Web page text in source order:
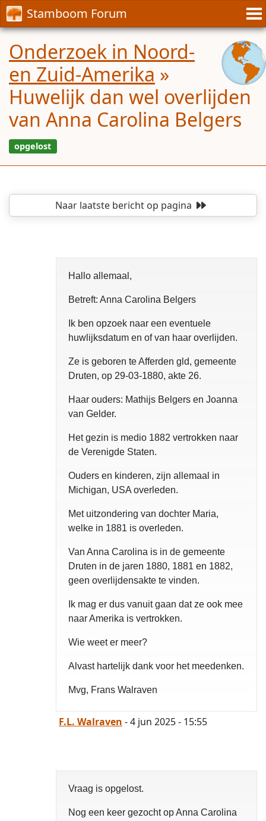
Stamboom Forum
Onderzoek in Noord-
en Zuid-Amerika »
Huwelijk dan wel overlijden
van Anna Carolina Belgers
Naar laatste berichtop pagina
Hallo allemaal,
Betreft: Anna Carolina Belgers
Ik ben opzoek naar een eventuele
huwlijksdatum en of van haar overlijden.
Ze is geboren te Afferden gld, gemeente
Druten, op 29-03-1880, akte 26.
Haar ouders: Mathijs Belgers en Joanna
van Gelder.
Het gezin is medio 1882 vertrokken naar
de Verenigde Staten.
Ouders en kinderen, zijn allemaal in
Michigan, USA overleden.
Met uitzondering van dochter Maria,
welke in 1881 is overleden.
Van Anna Carolina is in de gemeente
Druten in de jaren 1880, 1881 en 1882,
geen overlijdensakte te vinden.
Ik mag er dus vanuit gaan dat ze ook mee
naar Amerika is vertrokken.
Wie weet er meer?
Alvast hartelijk dank voor het meedenken.
Mvg, Frans Walraven
F.L. Walraven - 4 jun 2025 - 15:55
Vraag is opgelost.
Nog een keer gezocht op Anna Carolina